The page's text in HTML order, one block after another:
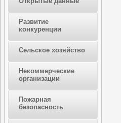
Развитие
конкуренции
Сельское хозяйство
Некоммерческие
организации
Пожарная
безопасность